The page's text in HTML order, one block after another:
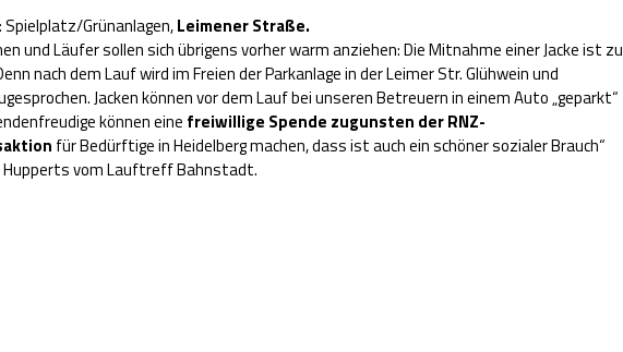
: Spielplatz/Grünanlagen,Leimener Straße.
und Läufer sollen sich übrigens vorher warm anziehen: Die Mitnahme einer Jacke ist zu
nach dem Lauf wird im Freien der Parkanlage in der Leimer Str. Glühwein und
Jacken können vor dem Lauf bei unseren Betreuern in einem Auto „geparkt“
können eine freiwillige Spende zugunsten der RNZ-
für Bedürftige in Heidelberg machen, dass ist auch ein schöner sozialer Brauch“
vom Lauftreff Bahnstadt.